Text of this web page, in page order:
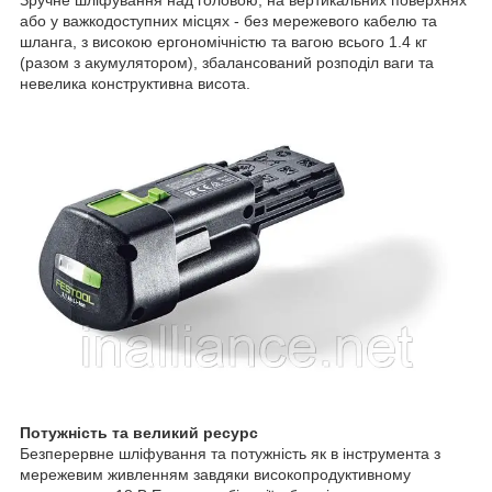
або у важкодоступних місцях - без мережевого кабелю та
шланга, з високою ергономічністю та вагою всього 1.4 кг
(разом з акумулятором), збалансований розподіл ваги та
невелика конструктивна висота.
Потужність та великий ресурс
Безперервне шліфування та потужність як в інструмента з
мережевим живленням завдяки високопродуктивному